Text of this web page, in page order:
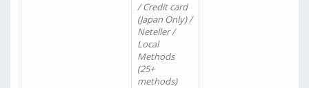
/ Credit card
(Japan Only) /
Neteller /
Local
Methods
(25+
methods)